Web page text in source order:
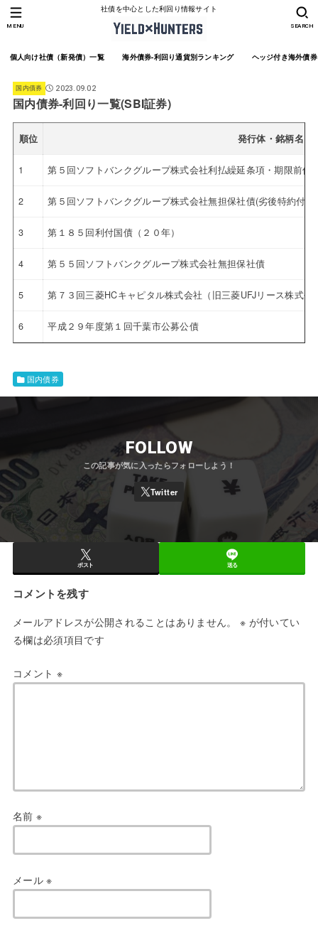
社債を中心とした利回り情報サイト
個人向け社債（新発債）一覧 海外債券-利回り通貨別ランキング ヘッジ付き海外債
SEARCH
MENU
国内債券 2023.09.02
国内債券-利回り一覧(SBI証券)
順位 発行体・銘柄名
1 第５回ソフトバンクグループ株式会社利払繰延条項・期限前
2 第５回ソフトバンクグループ株式会社無担保社債(劣後特約付
3 第１８５回利付国債（２０年）
4 第５５回ソフトバンクグループ株式会社無担保社債
5 第７３回三菱HCキャピタル株式会社（旧三菱UFJリース株式会
6 平成２９年度第１回千葉市公募公債
国内債券
FOLLOW
ポスト 送る
コメントを残す
メールアドレスが公開されることはありません。 ※ が付いてい
る欄は必須項目です
コメント ※
名前 ※
メール※